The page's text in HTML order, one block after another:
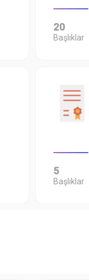
20
Başlıklar
5
Başlıklar